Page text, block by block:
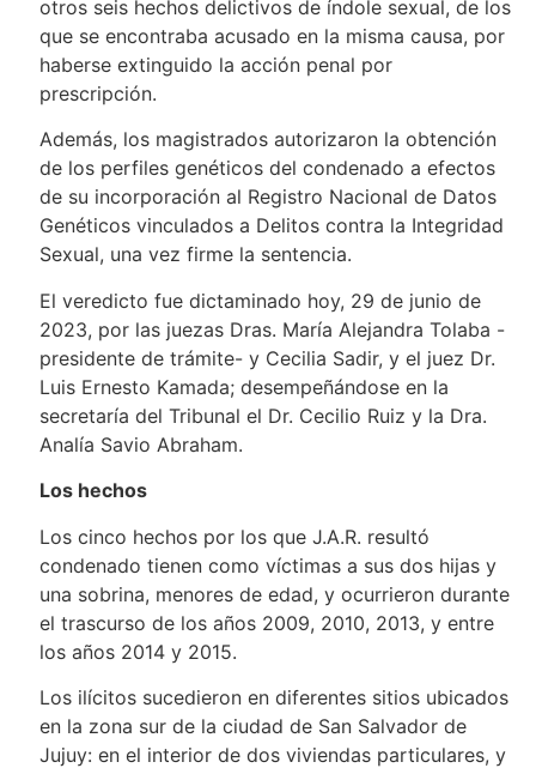
otros seis hechos delictivos de índole sexual, de los
que se encontraba acusado en la misma causa, por
haberse extinguido la acción penal por
prescripción.
Además, los magistrados autorizaron la obtención
de los perfiles genéticos del condenado a efectos
de su incorporación al Registro Nacional de Datos
Genéticos vinculados a Delitos contra la Integridad
Sexual, una vez firme la sentencia.
El veredicto fue dictaminado hoy, 29 de junio de
2023, por las juezas Dras. María Alejandra Tolaba -
presidente de trámite- y Cecilia Sadir, y el juez Dr.
Luis Ernesto Kamada; desempeñándose en la
secretaría del Tribunal el Dr. Cecilio Ruiz y la Dra.
Analía Savio Abraham.
Los hechos
Los cinco hechos por los que J.A.R. resultó
condenado tienen como víctimas a sus dos hijas y
una sobrina, menores de edad, y ocurrieron durante
el trascurso de los años 2009, 2010, 2013, y entre
los años 2014 y 2015.
Los ilícitos sucedieron en diferentes sitios ubicados
en la zona sur de la ciudad de San Salvador de
Jujuy: en el interior de dos viviendas particulares, y